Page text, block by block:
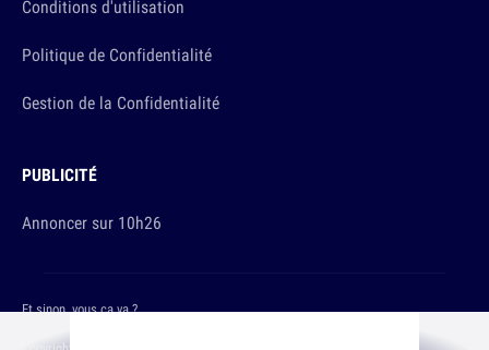
Conditions d'utilisation
Politique de Confidentialité
Gestion de la Confidentialité
PUBLICITÉ
Annoncer sur 10h26
Et sinon, vous ça va ?